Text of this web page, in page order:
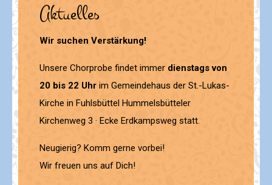
Aktuelles
Wir suchen Verstärkung!
Unsere Chorprobe findet immer dienstags von
20 bis 22 Uhr im Gemeindehaus der St.-Lukas-
Kirche in Fuhlsbüttel Hummelsbütteler
Kirchenweg 3 · Ecke Erdkampsweg statt.
Neugierig? Komm gerne vorbei!
Wir freuen uns auf Dich!